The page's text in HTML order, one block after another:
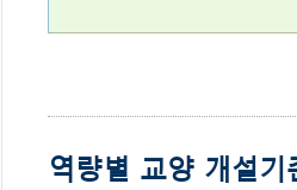
역량별 교양 개설기